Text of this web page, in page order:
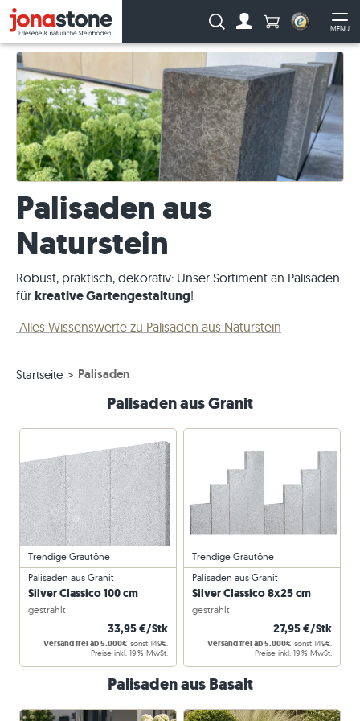
MENU
Suche: Anzahl
Palisaden aus
Naturstein
Robust, praktisch, dekorativ: Unser Sortiment an Palisaden
für kreative Gartengestaltung!
Alles Wissenswerte zu Palisaden aus Naturstein
Startseite Palisaden
Palisaden aus Granit
Palisaden aus Granit
Silver Classico 100 cm
gestrahlt
33,95 €/Stk
Versand frei ab 5.000€ sonst 149€.
Preise inkl. 19 % MwSt.
Trendige Grautöne
Palisaden aus Granit
Silver Classico 8x25 cm
gestrahlt
27,95 €/Stk
Versand frei ab 5.000€ sonst 149€.
Preise inkl. 19 % MwSt.
Trendige Grautöne
Palisaden aus Basalt